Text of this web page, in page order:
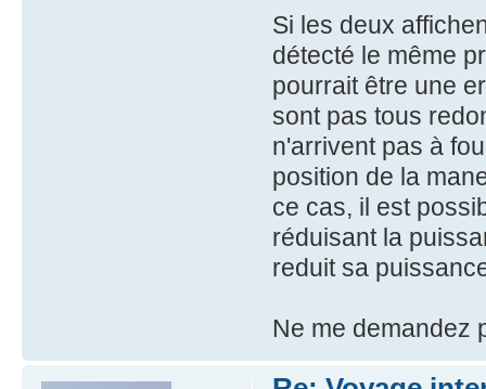
Si les deux
détecté le même
pourrait être une
sont pas tous
n'arrivent pas à
position de la
ce cas, il est
réduisant la
reduit sa
Ne me demandez